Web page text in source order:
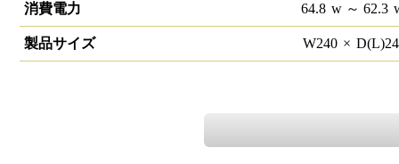
消費電力 64.8 w～ 62.3
製品サイズ W240 × D(L)